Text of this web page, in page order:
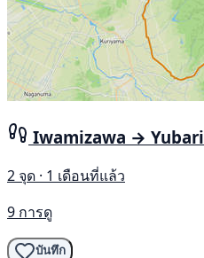
Iwamizawa → Yubari
2 จุด · 1 เดือนที่แล้ว
9 การดู
บันทึก